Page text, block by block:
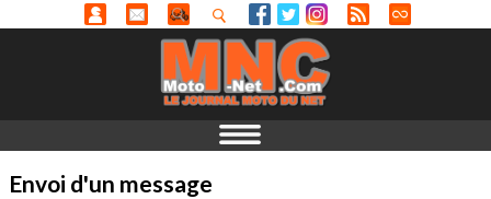
Envoi d'un message